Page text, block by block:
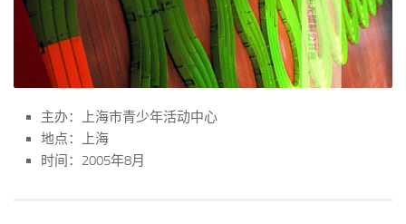
主办：上海市青少年活动中心
地点：上海
时间：2005年8月